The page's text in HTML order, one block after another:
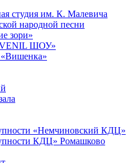
студия им. К. Малевича
народной песни
зори»
ШОУ»
«Немчиновский КДЦ»
КДЦ» Ромашково